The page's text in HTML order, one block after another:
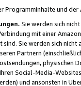
Programminhalte und
Sie werden sich
mit einer
sind. Sie werden sich
Partnern
physischen
Social-Media-
und ansonsten in